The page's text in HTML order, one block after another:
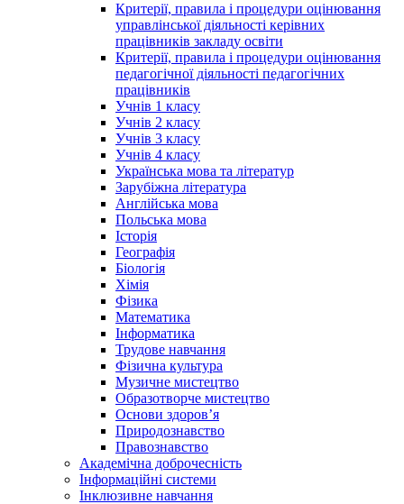
Критерії, правила і процедури оцінювання
управлінської діяльності керівних
працівників закладу освіти
Критерії, правила і процедури оцінювання
педагогічної діяльності педагогічних
працівників
Учнів 1 класу
Учнів 2 класу
Учнів 3 класу
Учнів 4 класу
Українська мова та літератур
Зарубіжна література
Англійська мова
Польська мова
Історія
Географія
Біологія
Хімія
Фізика
Математика
Інформатика
Трудове навчання
Фізична культура
Музичне мистецтво
Образотворче мистецтво
Основи здоров’я
Природознавство
Правознавство
Академічна доброчесність
Інформаційні системи
Інклюзивне навчання